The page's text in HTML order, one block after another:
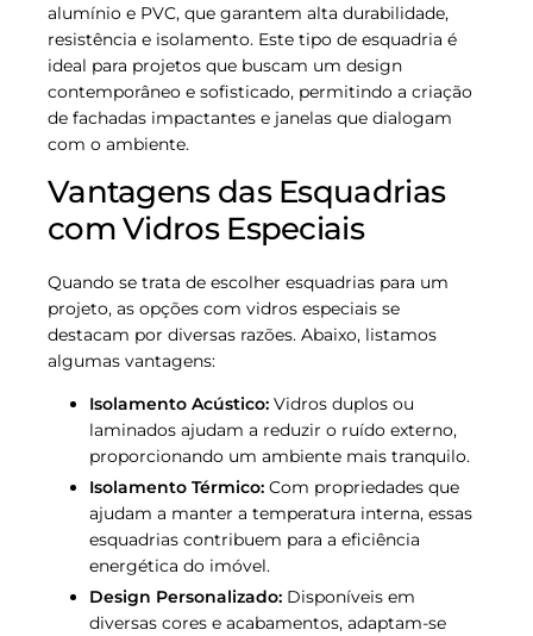
alumínio e PVC, que garantem alta durabilidade,
resistência e isolamento. Este tipo de esquadria é
ideal para projetos que buscam um design
contemporâneo e sofisticado, permitindo a criação
de fachadas impactantes e janelas que dialogam
com o ambiente.
Vantagens das Esquadrias
com Vidros Especiais
Quando se trata de escolher esquadrias para um
projeto, as opções com vidros especiais se
destacam por diversas razões. Abaixo, listamos
algumas vantagens:
Isolamento Acústico: Vidros duplos ou
laminados ajudam a reduzir o ruído externo,
proporcionando um ambiente mais tranquilo.
Isolamento Térmico: Com propriedades que
ajudam a manter a temperatura interna, essas
esquadrias contribuem para a eficiência
energética do imóvel.
Design Personalizado: Disponíveis em
diversas cores e acabamentos, adaptam-se